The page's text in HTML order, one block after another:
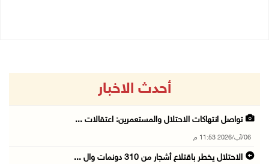
أحدث الاخبار
تواصل انتهاكات الاحتلال والمستعمرين: اعتقالات ...
06/آب/2026 11:53 م
الاحتلال يخطر باقتلاع أشجار من 310 دونمات وال ...